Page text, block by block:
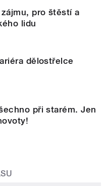
pro štěstí a
lidu
dělostřelce
při starém. Jen